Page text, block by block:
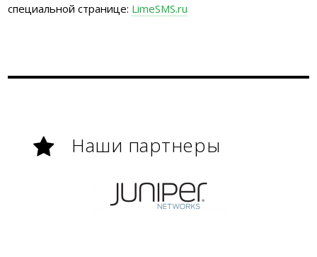
специальной странице: LimeSMS.ru
Наши партнеры